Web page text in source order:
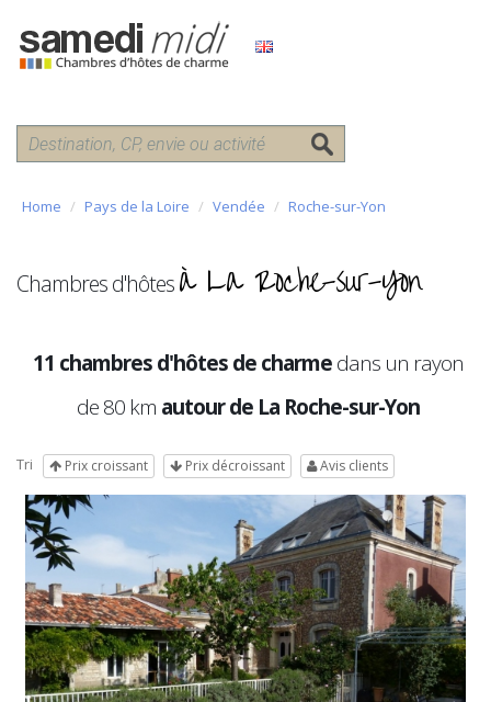
Home Pays de la Loire Vendée Roche-sur-Yon
Chambres d'hôtesà La Roche-sur-Yon
11 chambres d'hôtes de charmedans un rayon
de 80 km autour de La Roche-sur-Yon
Tri Prix croissant Prix décroissant Avis clients